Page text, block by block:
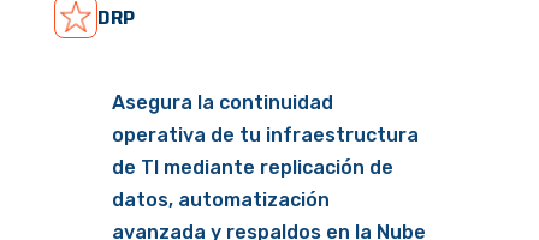
DRP
Asegura la continuidad
operativa de tu infraestructura
de TI mediante replicación de
datos, automatización
avanzada y respaldos en la Nube